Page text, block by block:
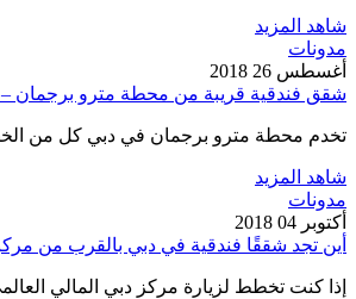
شاهد المزيد
مدونات
أغسطس 26 2018
شقق فندقية قريبة من محطة مترو برجمان –
تخدم محطة مترو برجمان في دبي كل من الخط
شاهد المزيد
مدونات
أكتوبر 04 2018
أين تجد شققًا فندقية في دبي بالقرب من
إذا كنت تخطط لزيارة مركز دبي المالي